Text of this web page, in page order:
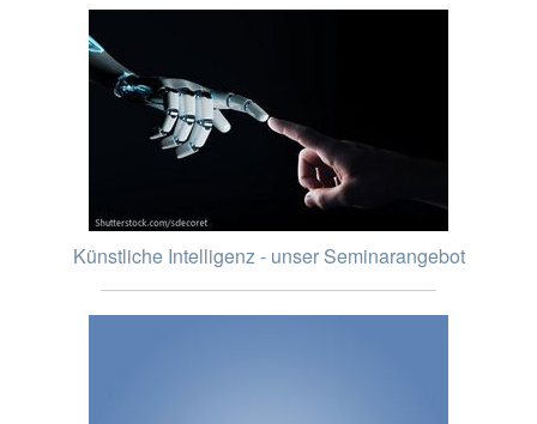
Künstliche Intelligenz - unser Seminarangebot